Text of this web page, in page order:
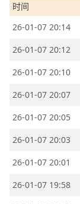
时间
26-01-07 20:14
26-01-07 20:12
26-01-07 20:10
26-01-07 20:07
26-01-07 20:05
26-01-07 20:03
26-01-07 20:01
26-01-07 19:58